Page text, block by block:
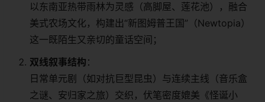
以东南亚热带雨林为灵感（高脚屋、莲花池），融合
美式农场文化，构建出“新图姆普王国”（Newtopia）
这一既陌生又亲切的童话空间；
​双线叙事结构​ ​：
日常单元剧（如对抗巨型昆虫）与连续主线（音乐盒
之谜、安归家之旅）交织，伏笔密度媲美《怪诞小